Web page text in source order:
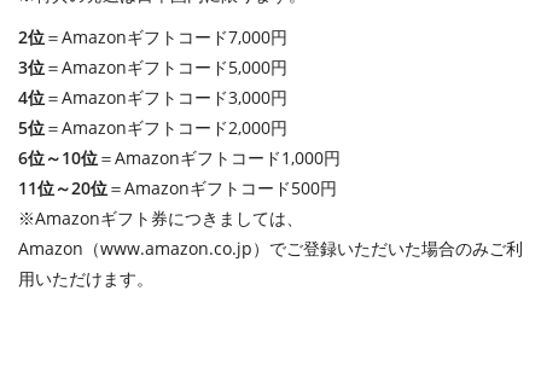
2位＝Amazonギフトコード7,000円
3位＝Amazonギフトコード5,000円
4位＝Amazonギフトコード3,000円
5位＝Amazonギフトコード2,000円
6位～10位＝Amazonギフトコード1,000円
11位～20位＝Amazonギフトコード500円
※Amazonギフト券につきましては、
Amazon（www.amazon.co.jp）でご登録いただいた場合のみご利
用いただけます。